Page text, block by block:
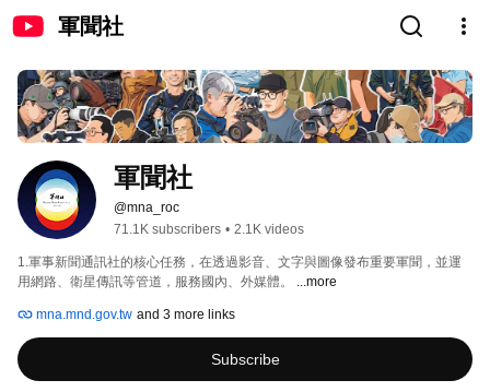
軍聞社
軍聞社
@mna_roc
71.1K subscribers • 2.1K videos
1.軍事新聞通訊社的核心任務，在透過影音、文字與圖像發布重要軍聞，並運
用網路、衛星傳訊等管道，服務國內、外媒體。 ...more
mna.mnd.gov.tw and 3 more links
Subscribe